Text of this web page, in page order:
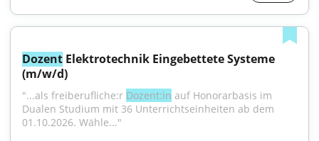
Dozent Elektrotechnik Eingebettete Systeme
(m/w/d)
"...als freiberufliche:r Dozent:in auf Honorarbasis im
Dualen Studium mit 36 Unterrichtseinheiten ab dem
01.10.2026. Wähle..."